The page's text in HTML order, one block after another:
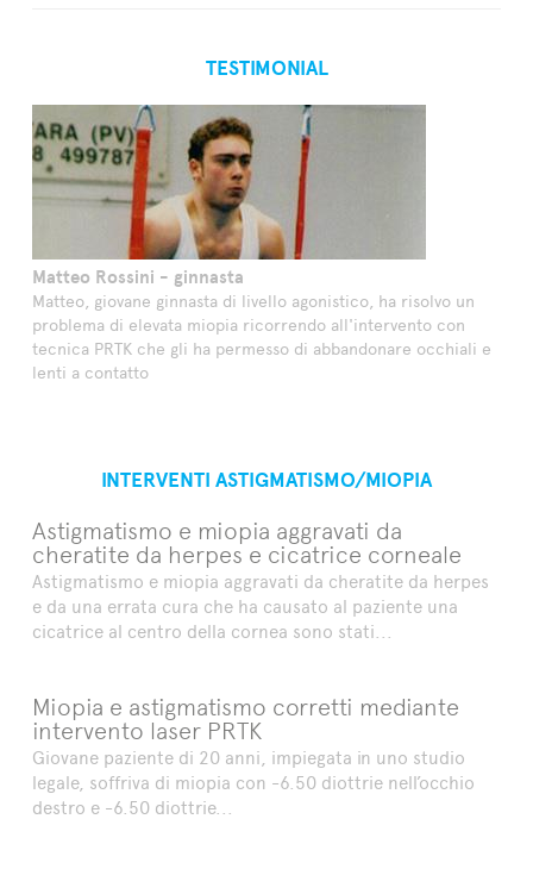
TESTIMONIAL
Matteo Rossini - ginnasta
Matteo, giovane ginnasta di livello agonistico, ha risolvo un
problema di elevata miopia ricorrendo all'intervento con
tecnica PRTK che gli ha permesso di abbandonare occhiali e
lenti a contatto
INTERVENTI ASTIGMATISMO/MIOPIA
Astigmatismo e miopia aggravati da
cheratite da herpes e cicatrice corneale
Astigmatismo e miopia aggravati da cheratite da herpes
e da una errata cura che ha causato al paziente una
cicatrice al centro della cornea sono stati...
Miopia e astigmatismo corretti mediante
intervento laser PRTK
Giovane paziente di 20 anni, impiegata in uno studio
legale, soffriva di miopia con -6.50 diottrie nell’occhio
destro e -6.50 diottrie...